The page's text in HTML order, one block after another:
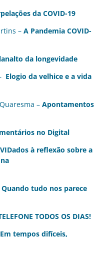
da COVID-19
– A Pandemia COVID-
da longevidade
Elogio da velhice e a vida
– Apontamentos
no Digital
à reflexão sobre a
Quando tudo nos parece
TODOS OS DIAS!
Em tempos difíceis,